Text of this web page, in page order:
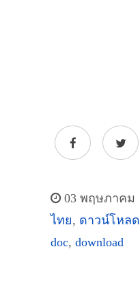
03 พฤษภาคม
ไทย, ดาวน์โหลด
doc, download